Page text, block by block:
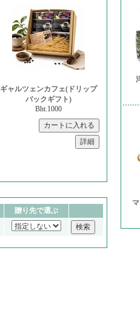
ギャルツェンカフェ(ドリップ
バックギフト)
Bht.1000
贈り先で選ぶ